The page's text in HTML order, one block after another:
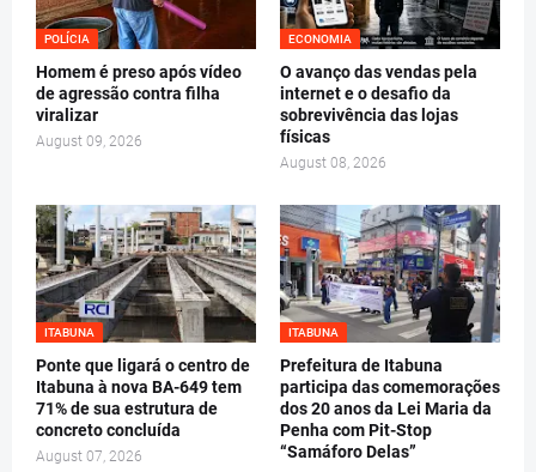
POLÍCIA
Homem é preso após vídeo
de agressão contra filha
viralizar
August 09, 2026
ECONOMIA
O avanço das vendas pela
internet e o desafio da
sobrevivência das lojas
físicas
August 08, 2026
ITABUNA
Ponte que ligará o centro de
Itabuna à nova BA-649 tem
71% de sua estrutura de
concreto concluída
August 07, 2026
ITABUNA
Prefeitura de Itabuna
participa das comemorações
dos 20 anos da Lei Maria da
Penha com Pit-Stop
“Samáforo Delas”